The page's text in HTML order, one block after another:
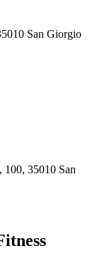
San Giorgio
100, 35010 San